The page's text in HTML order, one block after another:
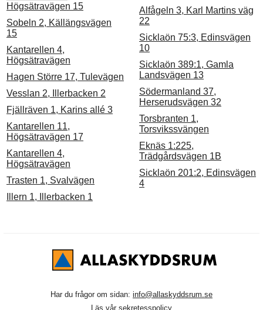
Högsätravägen 15
Sobeln 2, Källängsvägen
15
Kantarellen 4,
Högsätravägen
Hagen Större 17, Tulevägen
Vesslan 2, Illerbacken 2
Fjällräven 1, Karins allé 3
Kantarellen 11,
Högsätravägen 17
Kantarellen 4,
Högsätravägen
Trasten 1, Svalvägen
Illern 1, Illerbacken 1
Alfågeln 3, Karl Martins väg
22
Sicklaön 75:3, Edinsvägen
10
Sicklaön 389:1, Gamla
Landsvägen 13
Södermanland 37,
Herserudsvägen 32
Torsbranten 1,
Torsvikssvängen
Eknäs 1:225,
Trädgårdsvägen 1B
Sicklaön 201:2, Edinsvägen
4
Har du frågor om sidan: info@allaskyddsrum.se
Läs vår sekretesspolicy